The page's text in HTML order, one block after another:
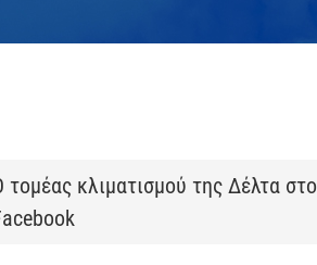
τομέας κλιματισμού της Δέλτα στο